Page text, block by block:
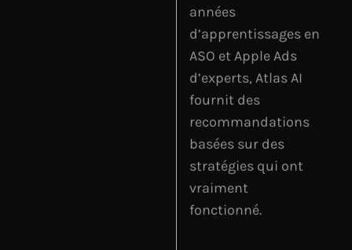
années
d’apprentissages en
ASO et Apple Ads
d’experts, Atlas AI
fournit des
recommandations
basées sur des
stratégies qui ont
vraiment
fonctionné.